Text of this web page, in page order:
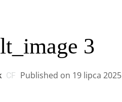
3
Published on 19 lipca 2025